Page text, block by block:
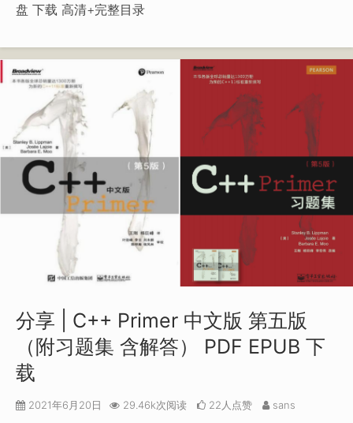
盘 下载 高清+完整目录
分享 | C++ Primer 中文版 第五版
（附习题集 含解答） PDF EPUB 下
载
2021年6月20日 29.46k次阅读 22人点赞 sans